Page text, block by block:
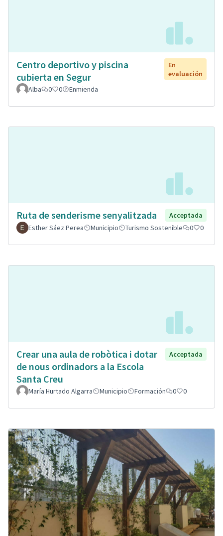
Centro deportivo y piscina
cubierta en Segur
En
evaluación
Alba
0 0 Enmienda
Ruta de senderisme senyalitzada
Acceptada
Esther Sáez Perea
Municipio Turismo Sostenible 0 0
Crear una aula de robòtica i dotar
de nous ordinadors a la Escola
Santa Creu
Acceptada
María Hurtado Algarra Municipio Formación 0 0